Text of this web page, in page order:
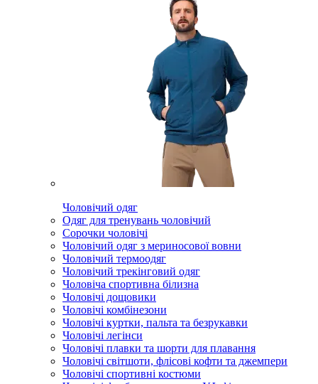
Чоловічий одяг
Одяг для тренувань чоловічий
Сорочки чоловічі
Чоловічий одяг з мериносової вовни
Чоловічий термоодяг
Чоловічий трекінговий одяг
Чоловіча спортивна білизна
Чоловічі дощовики
Чоловічі комбінезони
Чоловічі куртки, пальта та безрукавки
Чоловічі легінси
Чоловічі плавки та шорти для плавання
Чоловічі світшоти, флісові кофти та джемпери
Чоловічі спортивні костюми